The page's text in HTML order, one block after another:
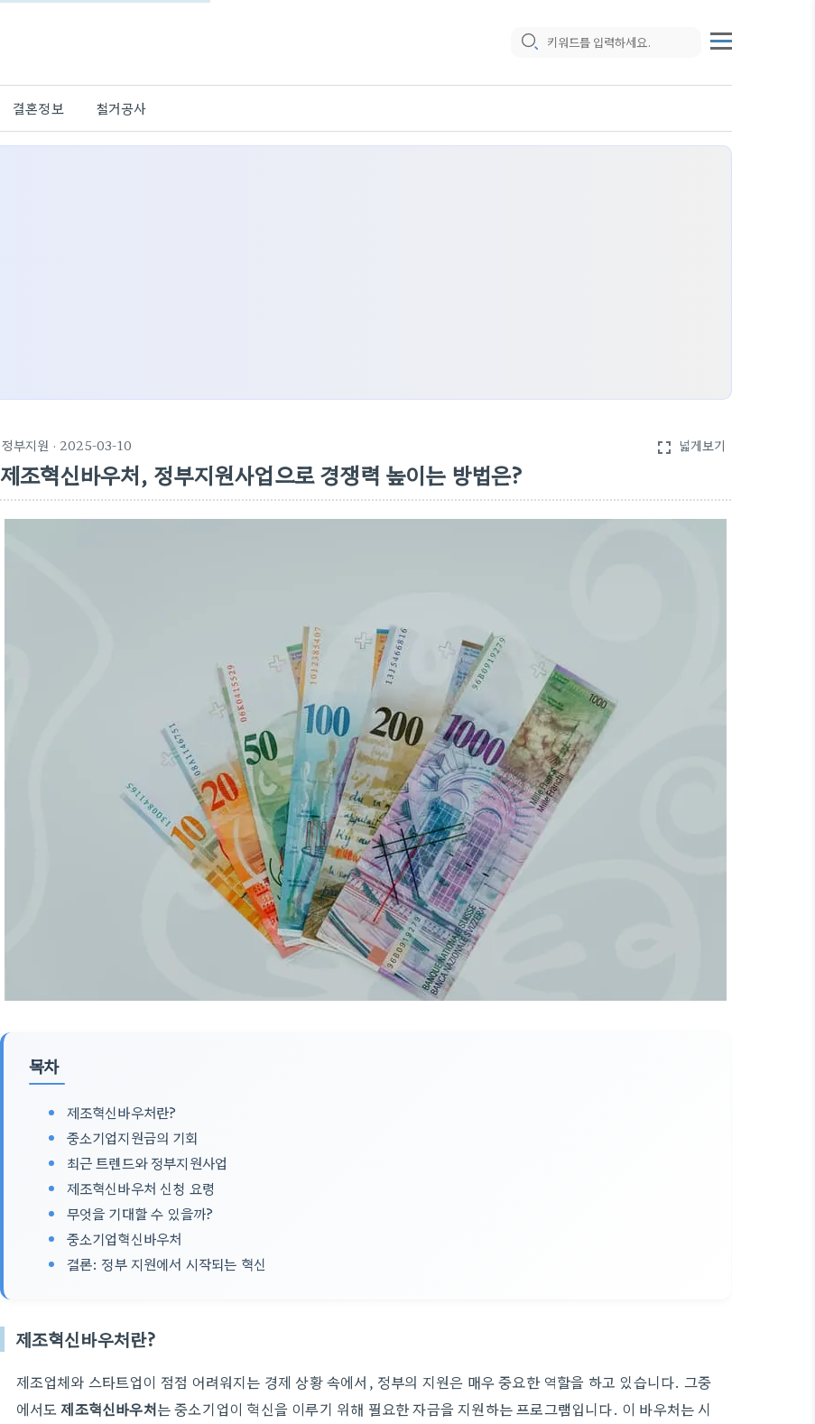
결혼정보 철거공사
정부지원 · 2025-03-10 fullscreen 넓게보기
제조혁신바우처, 정부지원사업으로 경쟁력 높이는 방법은?
목차
제조혁신바우처란?
중소기업지원금의 기회
최근 트렌드와 정부지원사업
제조혁신바우처 신청 요령
무엇을 기대할 수 있을까?
중소기업혁신바우처
결론: 정부 지원에서 시작되는 혁신
제조혁신바우처란?
제조업체와 스타트업이 점점 어려워지는 경제 상황 속에서, 정부의 지원은 매우 중요한 역할을 하고 있습니다. 그중
에서도제조혁신바우처는 중소기업이 혁신을 이루기 위해 필요한 자금을 지원하는 프로그램입니다. 이 바우처는 시